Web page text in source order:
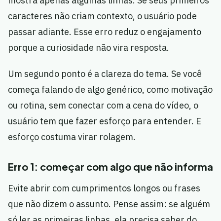
caracteres não criam contexto, o usuário pode
passar adiante. Esse erro reduz o engajamento
porque a curiosidade não vira resposta.
Um segundo ponto é a clareza do tema. Se você
começa falando de algo genérico, como motivação
ou rotina, sem conectar com a cena do vídeo, o
usuário tem que fazer esforço para entender. E
esforço costuma virar rolagem.
Erro 1: começar com algo que não informa
Evite abrir com cumprimentos longos ou frases
que não dizem o assunto. Pense assim: se alguém